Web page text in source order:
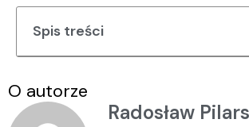
Spis treści
O autorze
Radosław